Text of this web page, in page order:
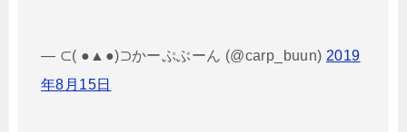
— ⊂( ●▲●)⊃かーぷぶーん (@carp_buun) 2019
年8月15日